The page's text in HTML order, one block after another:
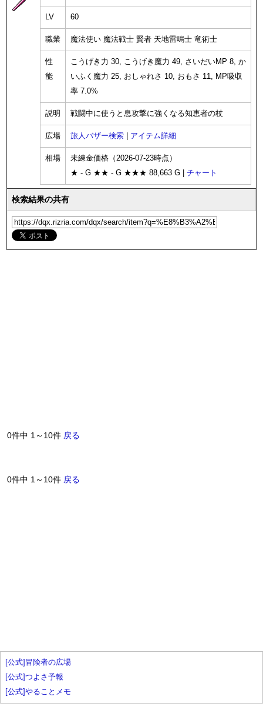
LV 60
職業 魔法使い 魔法戦士 賢者 天地雷鳴士 竜術士
性
能
こうげき力 30, こうげき魔力 49, さいだいMP 8, か
いふく魔力 25, おしゃれさ 10, おもさ 11, MP吸収
率 7.0%
説明 戦闘中に使うと息攻撃に強くなる知恵者の杖
広場 旅人バザー検索 アイテム詳細
相場
未練金価格（2026-07-23時点）
★ - G ★★ - G ★★★ 88,663 G | チャート
検索結果の共有
0件中 1～10件 戻る
0件中 1～10件 戻る
[公式]冒険者の広場
[公式]つよさ予報
[公式]やることメモ